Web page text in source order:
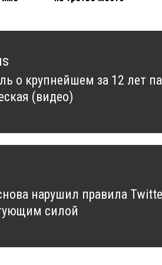
о крупнейшем за 12 лет
(видео)
нарушил правила
силой